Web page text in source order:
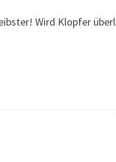
Wird Klopfer